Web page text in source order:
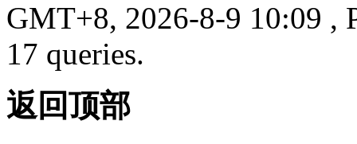
GMT+8, 2026-8-9 10:09 ,
17 queries.
返回顶部